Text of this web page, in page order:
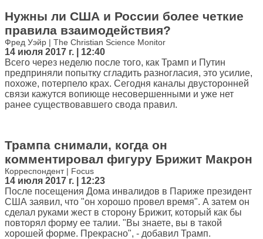
Нужны ли США и России более четкие
правила взаимодействия?
Фред Уэйр | The Christian Science Monitor
14 июля 2017 г. | 12:40
Всего через неделю после того, как Трамп и Путин
предприняли попытку сгладить разногласия, это усилие,
похоже, потерпело крах. Сегодня каналы двусторонней
связи кажутся вопиюще несовершенными и уже нет
ранее существовавшего свода правил.
Трампа снимали, когда он
комментировал фигуру Брижит Макрон
Корреспондент | Focus
14 июля 2017 г. | 12:23
После посещения Дома инвалидов в Париже президент
США заявил, что "он хорошо провел время". А затем он
сделал руками жест в сторону Брижит, который как бы
повторял форму ее талии. "Вы знаете, вы в такой
хорошей форме. Прекрасно", - добавил Трамп.